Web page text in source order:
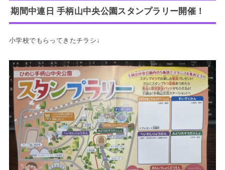
期間中連日 手柄山中央公園スタンプラリー開催！
小学校でもらってきたチラシ↓